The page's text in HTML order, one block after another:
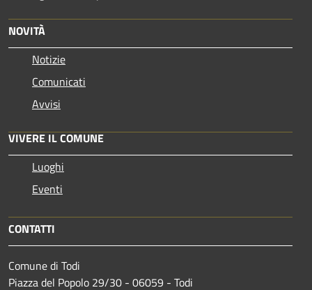
NOVITÀ
Notizie
Comunicati
Avvisi
VIVERE IL COMUNE
Luoghi
Eventi
CONTATTI
Comune di Todi
Piazza del Popolo 29/30 - 06059 - Todi